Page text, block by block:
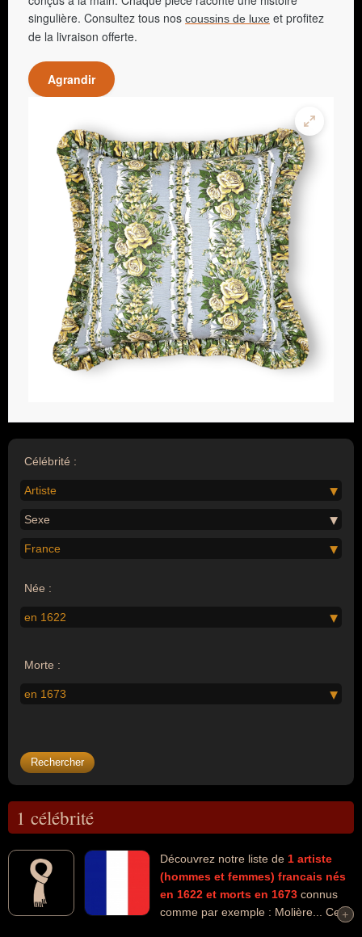
singulière. Consultez tous nos coussins de luxe et profitez
de la livraison offerte.
Agrandir
Célébrité :
Artiste
Sexe
France
Née :
en 1622
Morte :
en 1673
1 célébrité
Découvrez notre liste de 1 artiste
(hommes et femmes) francais nés
en 1622 et morts en 1673 connus
comme par exemple : Molière... Ces+
+